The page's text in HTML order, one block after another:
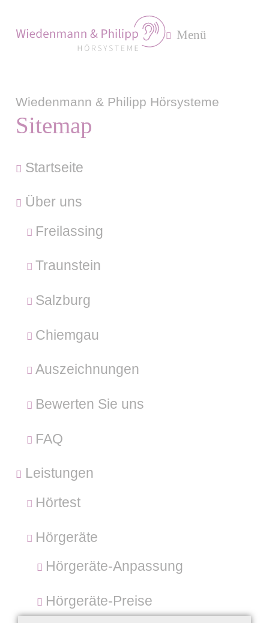
Menü
Wiedenmann & Philipp Hörsysteme
Sitemap
Startseite
Über uns
Freilassing
Traunstein
Salzburg
Chiemgau
Auszeichnungen
Bewerten Sie uns
FAQ
Leistungen
Hörtest
Hörgeräte
Hörgeräte-Anpassung
Hörgeräte-Preise